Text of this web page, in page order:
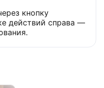
кнопку
действий справа —